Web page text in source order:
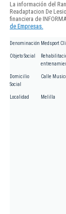
La información del
Readaptacion De
financiera de
de Empresas.
Denominación Medsport
Objeto Social
Domicilio
Social
Calle
Localidad Melilla